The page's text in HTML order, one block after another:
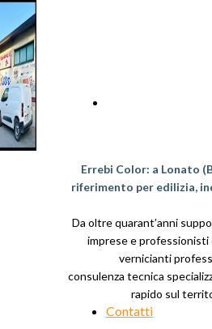
Errebi Color: a Lonato
riferimento per edilizia,
Da oltre quarant’anni
imprese e
vernicianti
consulenza tecnica
rapido sul
Contatti